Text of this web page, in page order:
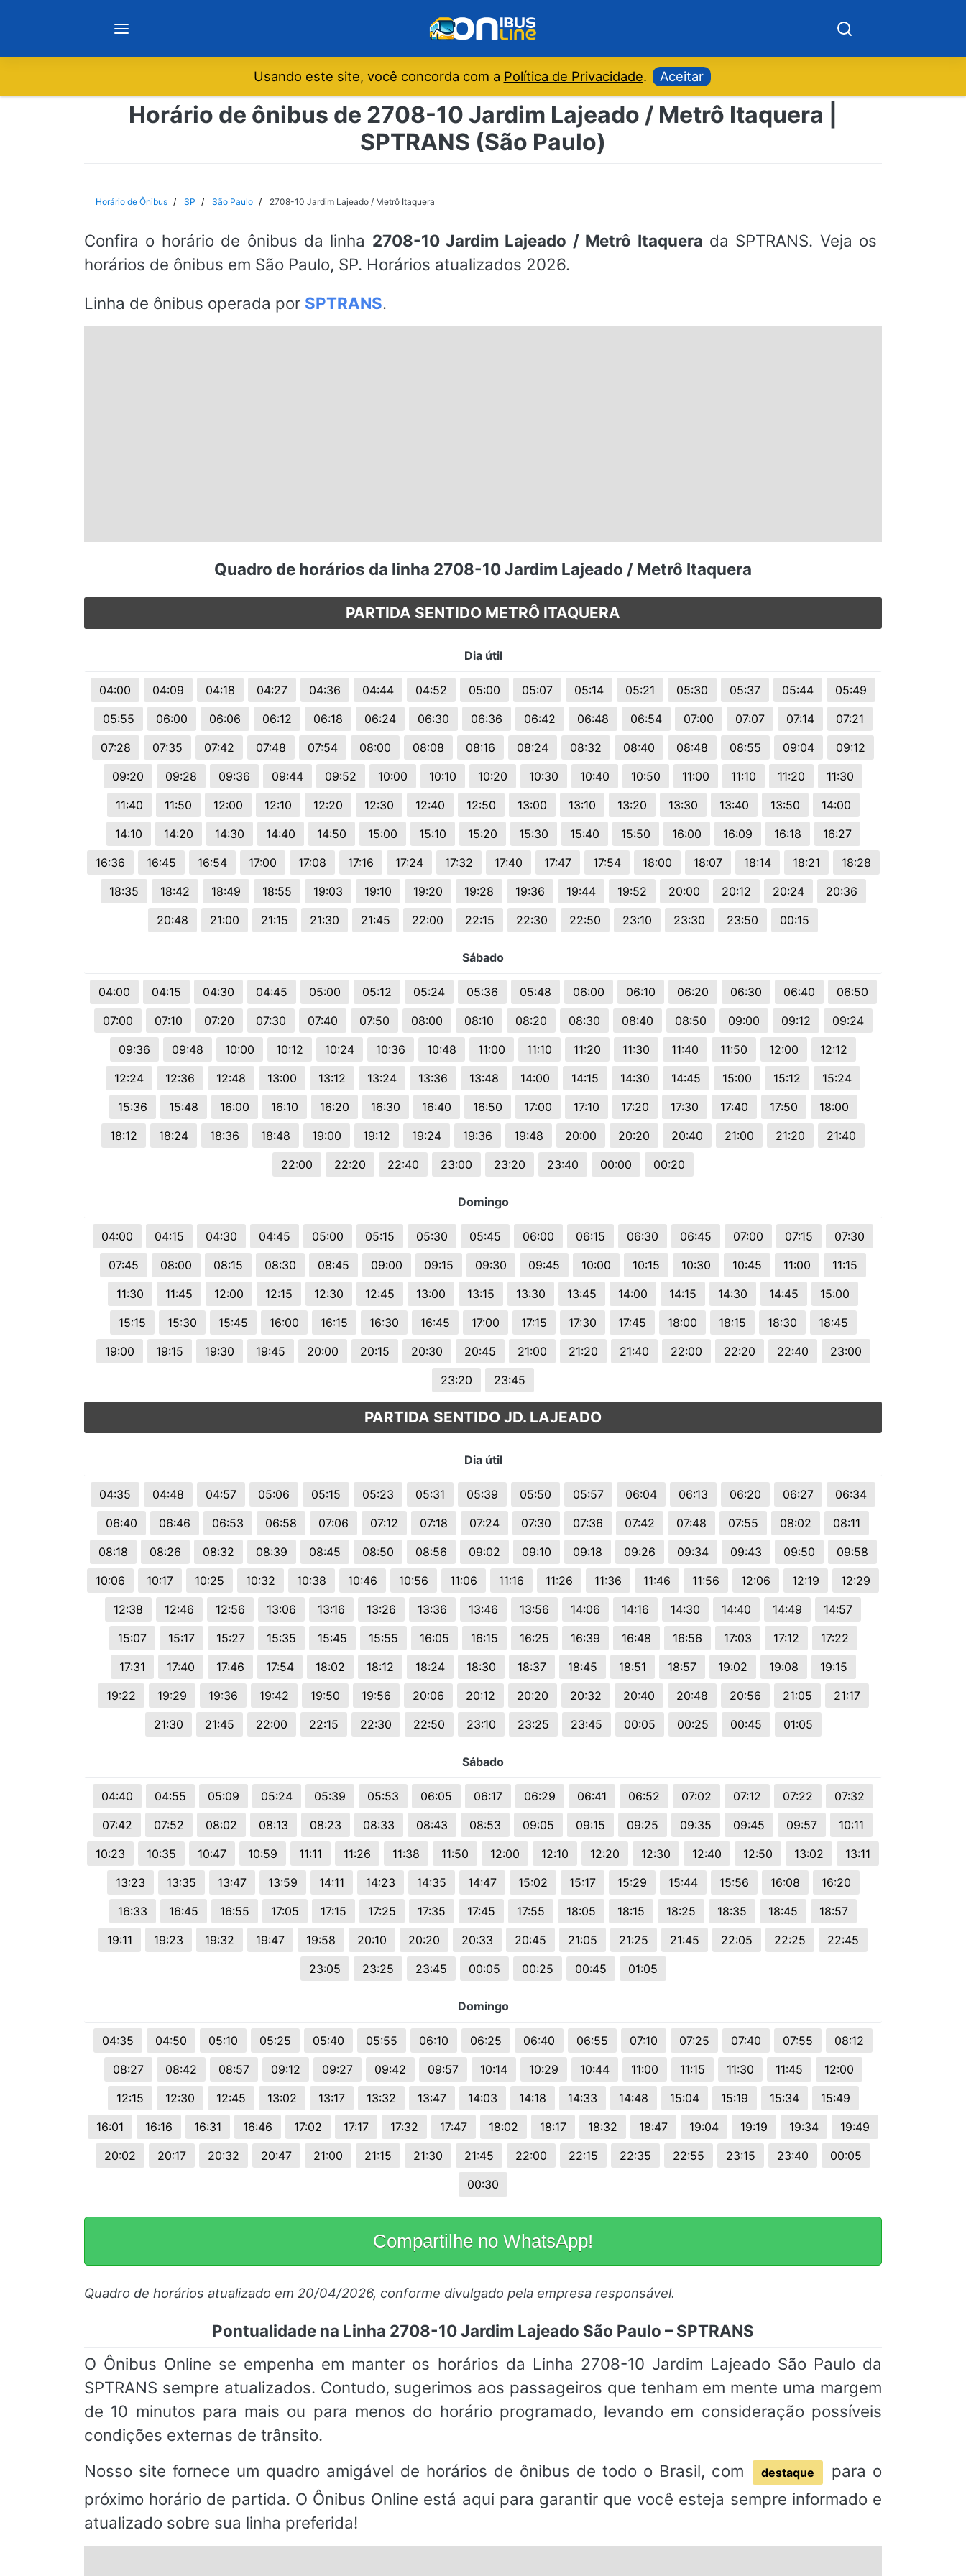
Notícias
São Paulo
Espírito Santo
Usando este site, você concorda com a Política de Privacidade. Aceitar
Horário de ônibus de 2708-10 Jardim Lajeado / Metrô Itaquera |
SPTRANS (São Paulo)
Horário de Ônibus SP São Paulo 2708-10 Jardim Lajeado / Metrô Itaquera
Confira o horário de ônibus da linha 2708-10 Jardim Lajeado / Metrô Itaquera da SPTRANS. Veja os
horários de ônibus em São Paulo, SP. Horários atualizados 2026.
Linha de ônibus operada por SPTRANS.
Quadro de horários da linha 2708-10 Jardim Lajeado / Metrô Itaquera
PARTIDA SENTIDO METRÔ ITAQUERA
Dia útil
04:00 04:09 04:18 04:27 04:36 04:44 04:52 05:00 05:07 05:14 05:21 05:30 05:37 05:44
05:49
05:55
06:00 06:06 06:12 06:18 06:24 06:30 06:36 06:42 06:48 06:54 07:00 07:07 07:14
07:21
07:28
07:35 07:42 07:48 07:54 08:00 08:08 08:16 08:24 08:32 08:40 08:48 08:55 09:04
09:12
09:20
09:28 09:36 09:44 09:52 10:00 10:10 10:20 10:30 10:40 10:50 11:00 11:10 11:20
11:30
11:40
11:50 12:00 12:10 12:20 12:30 12:40 12:50 13:00 13:10 13:20 13:30 13:40 13:50
14:00
14:10
14:20 14:30 14:40 14:50 15:00 15:10 15:20 15:30 15:40 15:50 16:00 16:09 16:18
16:27
16:36
16:45 16:54 17:00 17:08 17:16 17:24 17:32 17:40 17:47 17:54 18:00 18:07 18:14 18:21
18:28
18:35
18:42 18:49 18:55 19:03 19:10 19:20 19:28 19:36 19:44 19:52 20:00 20:12 20:24
20:36
20:48
21:00 21:15 21:30 21:45 22:00 22:15 22:30 22:50 23:10 23:30 23:50 00:15
Sábado
04:00 04:15 04:30 04:45 05:00 05:12 05:24 05:36 05:48 06:00 06:10 06:20 06:30 06:40
06:50
07:00
07:10 07:20 07:30 07:40 07:50 08:00 08:10 08:20 08:30 08:40 08:50 09:00 09:12
09:24
09:36
09:48 10:00 10:12 10:24 10:36 10:48 11:00 11:10 11:20 11:30 11:40 11:50 12:00
12:12
12:24
12:36 12:48 13:00 13:12 13:24 13:36 13:48 14:00 14:15 14:30 14:45 15:00 15:12
15:24
15:36
15:48 16:00 16:10 16:20 16:30 16:40 16:50 17:00 17:10 17:20 17:30 17:40 17:50
18:00
18:12
18:24 18:36 18:48 19:00 19:12 19:24 19:36 19:48 20:00 20:20 20:40 21:00 21:20
21:40
22:00
22:20 22:40 23:00 23:20 23:40 00:00 00:20
Domingo
04:00 04:15 04:30 04:45 05:00 05:15 05:30 05:45 06:00 06:15 06:30 06:45 07:00 07:15
07:30
07:45
08:00 08:15 08:30 08:45 09:00 09:15 09:30 09:45 10:00 10:15 10:30 10:45 11:00
11:15
11:30
11:45 12:00 12:15 12:30 12:45 13:00 13:15 13:30 13:45 14:00 14:15 14:30 14:45
15:00
15:15
15:30 15:45 16:00 16:15 16:30 16:45 17:00 17:15 17:30 17:45 18:00 18:15 18:30
18:45
19:00
19:15 19:30 19:45 20:00 20:15 20:30 20:45 21:00 21:20 21:40 22:00 22:20 22:40
23:00
23:20
23:45
PARTIDA SENTIDO JD. LAJEADO
Dia útil
04:35 04:48 04:57 05:06 05:15 05:23 05:31 05:39 05:50 05:57 06:04 06:13 06:20 06:27
06:34
06:40
06:46 06:53 06:58 07:06 07:12 07:18 07:24 07:30 07:36 07:42 07:48 07:55 08:02
08:11
08:18
08:26 08:32 08:39 08:45 08:50 08:56 09:02 09:10 09:18 09:26 09:34 09:43 09:50
09:58
10:06
10:17 10:25 10:32 10:38 10:46 10:56 11:06 11:16 11:26 11:36 11:46 11:56 12:06 12:19
12:29
12:38
12:46 12:56 13:06 13:16 13:26 13:36 13:46 13:56 14:06 14:16 14:30 14:40 14:49
14:57
15:07
15:17 15:27 15:35 15:45 15:55 16:05 16:15 16:25 16:39 16:48 16:56 17:03 17:12
17:22
17:31
17:40 17:46 17:54 18:02 18:12 18:24 18:30 18:37 18:45 18:51 18:57 19:02 19:08
19:15
19:22
19:29 19:36 19:42 19:50 19:56 20:06 20:12 20:20 20:32 20:40 20:48 20:56 21:05
21:17
21:30
21:45 22:00 22:15 22:30 22:50 23:10 23:25 23:45 00:05 00:25 00:45 01:05
Sábado
04:40 04:55 05:09 05:24 05:39 05:53 06:05 06:17 06:29 06:41 06:52 07:02 07:12 07:22
07:32
07:42
07:52 08:02 08:13 08:23 08:33 08:43 08:53 09:05 09:15 09:25 09:35 09:45 09:57
10:11
10:23
10:35 10:47 10:59 11:11 11:26 11:38 11:50 12:00 12:10 12:20 12:30 12:40 12:50 13:02
13:11
13:23
13:35 13:47 13:59 14:11 14:23 14:35 14:47 15:02 15:17 15:29 15:44 15:56 16:08
16:20
16:33
16:45 16:55 17:05 17:15 17:25 17:35 17:45 17:55 18:05 18:15 18:25 18:35 18:45
18:57
19:11
19:23 19:32 19:47 19:58 20:10 20:20 20:33 20:45 21:05 21:25 21:45 22:05 22:25
22:45
23:05
23:25 23:45 00:05 00:25 00:45 01:05
Domingo
04:35 04:50 05:10 05:25 05:40 05:55 06:10 06:25 06:40 06:55 07:10 07:25 07:40 07:55
08:12
08:27
08:42 08:57 09:12 09:27 09:42 09:57 10:14 10:29 10:44 11:00 11:15 11:30 11:45
12:00
12:15
12:30 12:45 13:02 13:17 13:32 13:47 14:03 14:18 14:33 14:48 15:04 15:19 15:34
15:49
16:01
16:16 16:31 16:46 17:02 17:17 17:32 17:47 18:02 18:17 18:32 18:47 19:04 19:19 19:34
19:49
20:02
20:17 20:32 20:47 21:00 21:15 21:30 21:45 22:00 22:15 22:35 22:55 23:15 23:40
00:05
00:30
Compartilhe no WhatsApp!
Quadro de horários atualizado em 20/04/2026, conforme divulgado pela empresa responsável.
Pontualidade na Linha 2708-10 Jardim Lajeado São Paulo – SPTRANS
O Ônibus Online se empenha em manter os horários da Linha 2708-10 Jardim Lajeado São Paulo da
SPTRANS sempre atualizados. Contudo, sugerimos aos passageiros que tenham em mente uma margem
de 10 minutos para mais ou para menos do horário programado, levando em consideração possíveis
condições externas de trânsito.
Nosso site fornece um quadro amigável de horários de ônibus de todo o Brasil, com
destaque
para o
próximo horário de partida. O Ônibus Online está aqui para garantir que você esteja sempre informado e
atualizado sobre sua linha preferida!